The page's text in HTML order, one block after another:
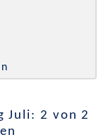
Juli: 2 von 2